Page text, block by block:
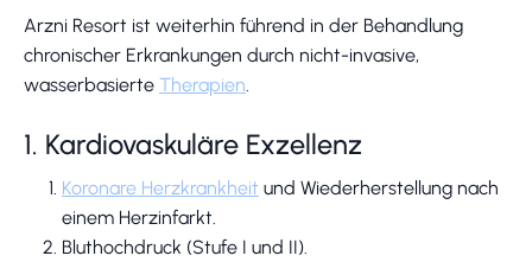
Arzni Resort ist weiterhin führend in der Behandlung
chronischer Erkrankungen durch nicht-invasive,
wasserbasierte Therapien.
1. Kardiovaskuläre Exzellenz
Koronare Herzkrankheit und Wiederherstellung nach
einem Herzinfarkt.
Bluthochdruck (Stufe I und II).